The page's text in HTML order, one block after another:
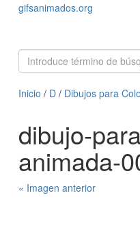
gifsanimados.org
Inicio / D / Dibujos para
dibujo-
animada-
« Imagen anterior